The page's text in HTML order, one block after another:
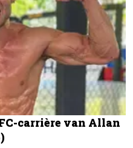
carrière van Allan